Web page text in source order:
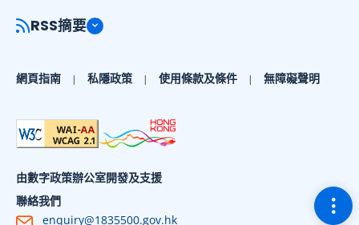
切
RSS摘要
網頁指南 私隱政策 使用條款及條件 無障礙聲明
由數字政策辦公室開發及支援
聯絡我們
enquiry@1835500.gov.hk